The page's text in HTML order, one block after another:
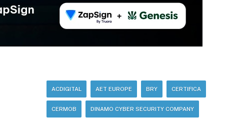
ACDIGITAL AET EUROPE BRY CERTIFICA
CERMOB DINAMO CYBER SECURITY COMPANY